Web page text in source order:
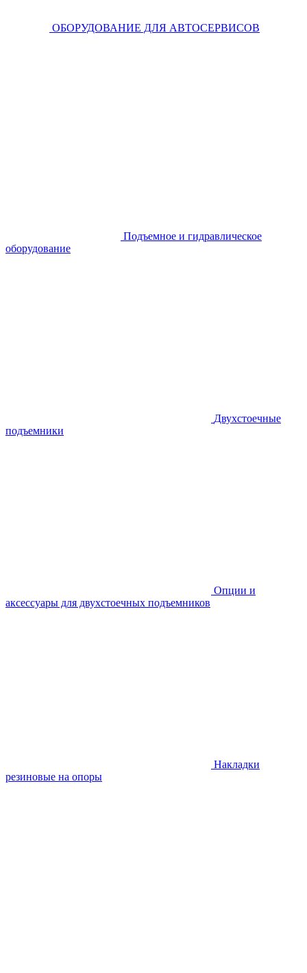
ОБОРУДОВАНИЕ ДЛЯ АВТОСЕРВИСОВ
Подъемное и гидравлическое
оборудование
Двухстоечные
подъемники
Опции и
аксессуары для двухстоечных подъемников
Накладки
резиновые на опоры